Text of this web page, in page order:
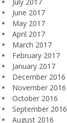
July 2017
June 2017
May 2017
April 2017
March 2017
February 2017
January 2017
December 2016
November 2016
October 2016
September 2016
August 2016